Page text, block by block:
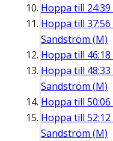
Hoppa till 24:39
Hoppa till 37:56
Sandström (M)
Hoppa till 46:18
Hoppa till 48:33
Sandström (M)
Hoppa till 50:06
Hoppa till 52:12
Sandström (M)